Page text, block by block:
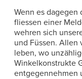
Wenn es dagegen
fliessen einer
wehren sich
und Füssen. Allen
leben, wo
Winkelkonstrukte
entgegennehmen